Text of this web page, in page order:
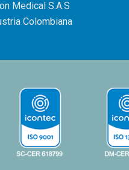
Medical S.A.S
Colombiana